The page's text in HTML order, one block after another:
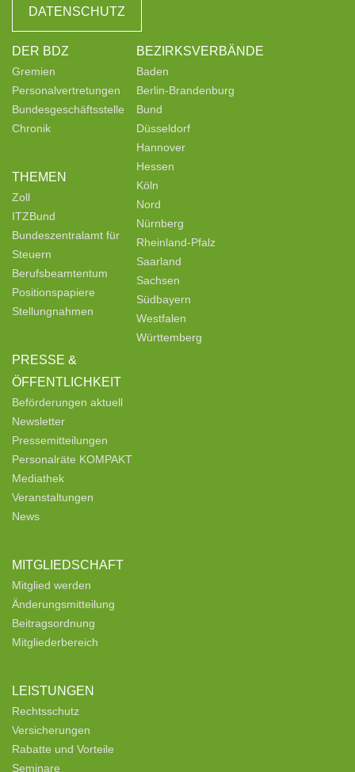
DATENSCHUTZ
DER BDZ
Gremien
Personalvertretungen
Bundesgeschäftsstelle
Chronik
THEMEN
Zoll
ITZBund
Bundeszentralamt für
Steuern
Berufsbeamtentum
Positionspapiere
Stellungnahmen
PRESSE &
ÖFFENTLICHKEIT
Beförderungen aktuell
Newsletter
Pressemitteilungen
Personalräte KOMPAKT
Mediathek
Veranstaltungen
News
MITGLIEDSCHAFT
Mitglied werden
Änderungsmitteilung
Beitragsordnung
Mitgliederbereich
LEISTUNGEN
Rechtsschutz
Versicherungen
Rabatte und Vorteile
Seminare
BEZIRKSVERBÄNDE
Baden
Berlin-Brandenburg
Bund
Düsseldorf
Hannover
Hessen
Köln
Nord
Nürnberg
Rheinland-Pfalz
Saarland
Sachsen
Südbayern
Westfalen
Württemberg